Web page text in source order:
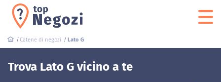
Catene di negozi Lato G
Trova Lato G vicino a te